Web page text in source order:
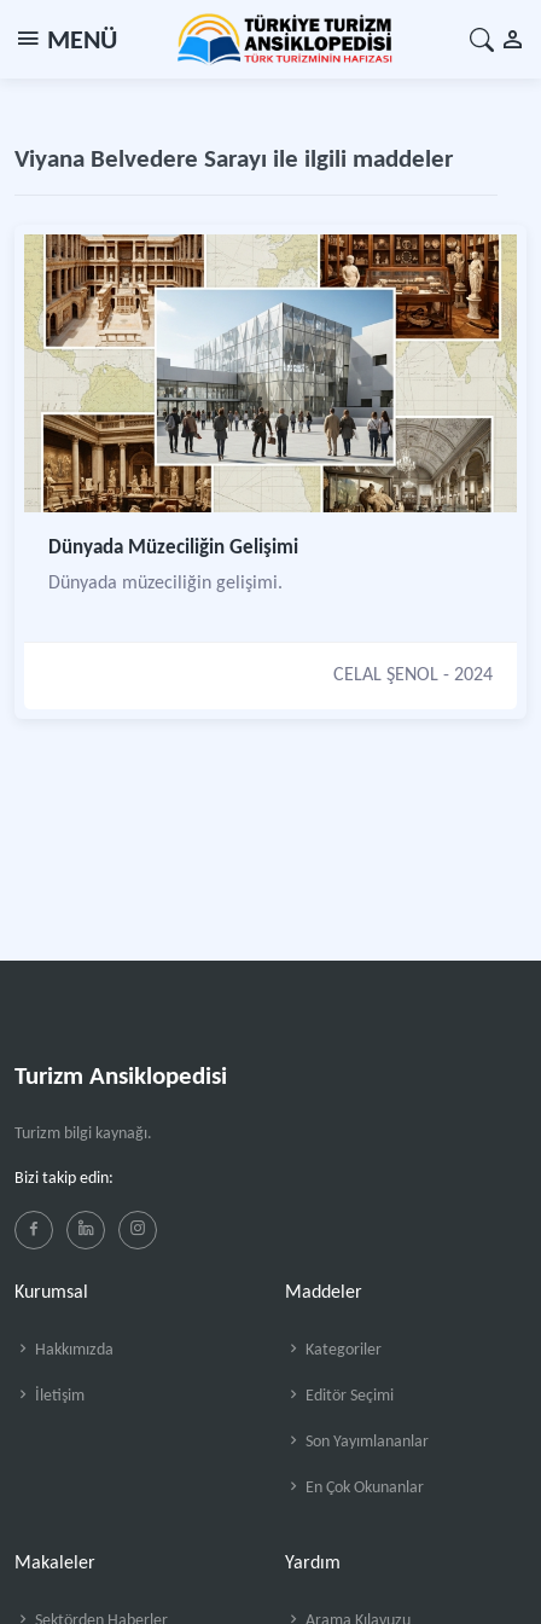
MENÜ
Viyana Belvedere Sarayı ile ilgili maddeler
Dünyada Müzeciliğin Gelişimi
Dünyada müzeciliğin gelişimi.
CELAL ŞENOL - 2024
Turizm Ansiklopedisi
Turizm bilgi kaynağı.
Bizi takip edin:
Kurumsal
Hakkımızda
İletişim
Maddeler
Kategoriler
Editör Seçimi
Son Yayımlananlar
En Çok Okunanlar
Makaleler Yardım